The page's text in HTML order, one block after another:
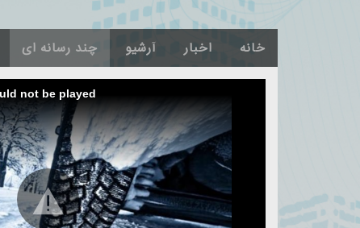
خانه اخبار آرشیو چند رسانه ای
not be played